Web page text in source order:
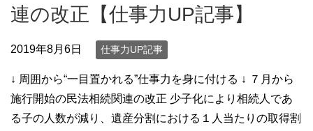
連の改正【仕事力UP記事】
2019年8月6日 仕事力UP記事
↓ 周囲から“一目置かれる”仕事力を身に付ける ↓ ７月から
施行開始の民法相続関連の改正 少子化により相続人であ
る子の人数が減り、遺産分割における１人当たりの取得割